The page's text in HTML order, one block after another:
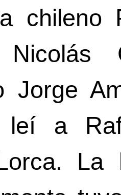
chileno
Jorge
leí a
La